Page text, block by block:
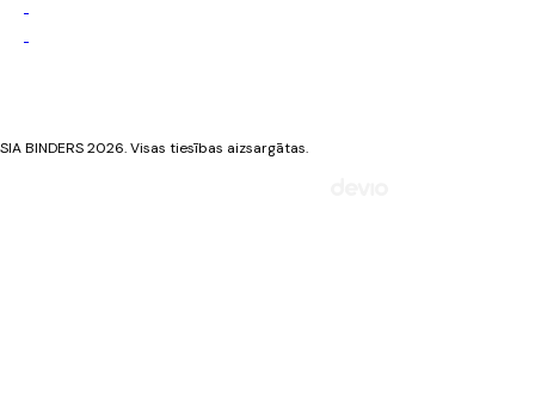
SIA BINDERS 2026. Visas tiesības aizsargātas.